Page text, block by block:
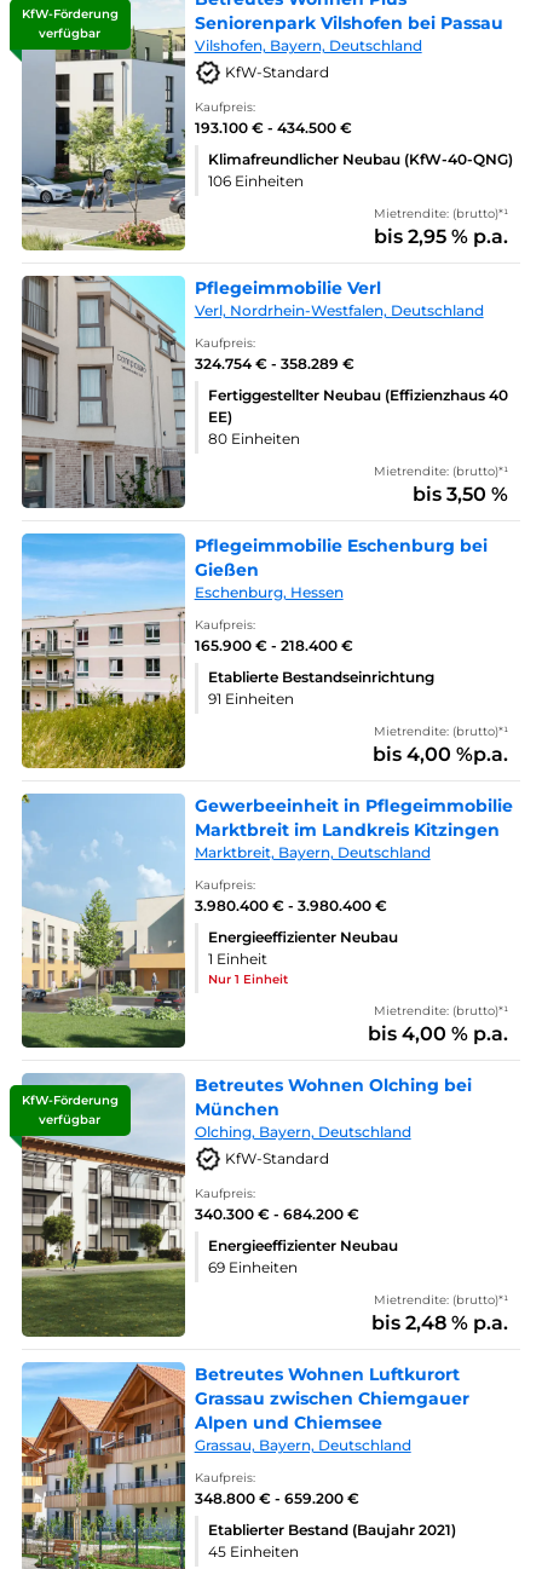
KfW-Förderung
verfügbar
Seniorenpark Vilshofen bei Passau
Vilshofen, Bayern, Deutschland
KfW-Standard
Kaufpreis:
193.100 € - 434.500 €
Klimafreundlicher Neubau (KfW-40-QNG)
106 Einheiten
Mietrendite: (brutto)*¹
bis 2,95 % p.a.
Pflegeimmobilie Verl
Verl, Nordrhein-Westfalen, Deutschland
Kaufpreis:
324.754 € - 358.289 €
Fertiggestellter Neubau (Effizienzhaus 40
EE)
80 Einheiten
Mietrendite: (brutto)*¹
bis 3,50 %
Pflegeimmobilie Eschenburg bei
Gießen
Eschenburg, Hessen
Kaufpreis:
165.900 € - 218.400 €
Etablierte Bestandseinrichtung
91 Einheiten
Mietrendite: (brutto)*¹
bis 4,00 %p.a.
Gewerbeeinheit in Pflegeimmobilie
Marktbreit im Landkreis Kitzingen
Marktbreit, Bayern, Deutschland
Kaufpreis:
3.980.400 € - 3.980.400 €
Energieeffizienter Neubau
1 Einheit
Nur 1 Einheit
Mietrendite: (brutto)*¹
bis 4,00 % p.a.
KfW-Förderung
verfügbar
Betreutes Wohnen Olching bei
München
Olching, Bayern, Deutschland
KfW-Standard
Kaufpreis:
340.300 € - 684.200 €
Energieeffizienter Neubau
69 Einheiten
Mietrendite: (brutto)*¹
bis 2,48 % p.a.
Betreutes Wohnen Luftkurort
Grassau zwischen Chiemgauer
Alpen und Chiemsee
Grassau, Bayern, Deutschland
Kaufpreis:
348.800 € - 659.200 €
Etablierter Bestand (Baujahr 2021)
45 Einheiten